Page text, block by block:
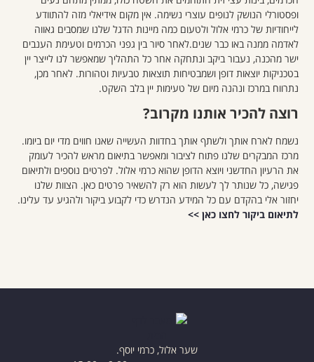
ופסטורלי הנושק לנופים עוצרי נשימה. אין מקום אידיאלי מזה להתוודע
לייחודיות של כרמי אלול ולטעום כמה מיינות הדגל שלנו שמסבים גאווה
לאדמה ממנה באו כבר שנים.לאחר סיור בין גפני הכרמים וטעימת הענבים
ישר מהכנה, נעבור ביקב ונתחקה אחר כל התהליך שמאפשר לנו לייצר יין
בטכניקות יוצאות דופן ושמבטיחות תוצאות טבעיות וטהורות. לאחר מכן,
נתרווח במרכז ונהנה מיום של טעימות יין בלב השקט.
רוצה להכיר אותנו מקרוב?
נשמח לארח אותך ולשתף אותך בחדוות העשייה שאנו חווים מדי יום ביומו.
מרכז המבקרים שלנו פתוח לציבור ומאפשר בתיאום מראש להכיר לעומק
את הרעיון החדשני ויוצא הדופן שהוא כרמי אלול. לפרטים נוספים ולתיאום
פגישה, כל שנותר לך לעשות הוא רק להשאיר פרטים כאן. הצוות שלנו
יחזור אלי בהקדם עם כל המידע הנדרש כדי לקבוע ביקור ולהגיע עד עלינו.
לתיאום ביקור לחצו כאן >>
שער אלול, כרמי יוסף.